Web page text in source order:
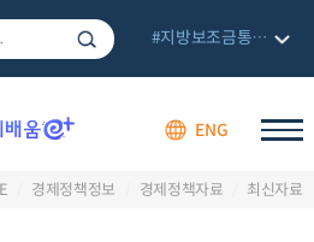
ENG
#지방보조금통합관리망
경제정책정보 경제정책자료 최신자료